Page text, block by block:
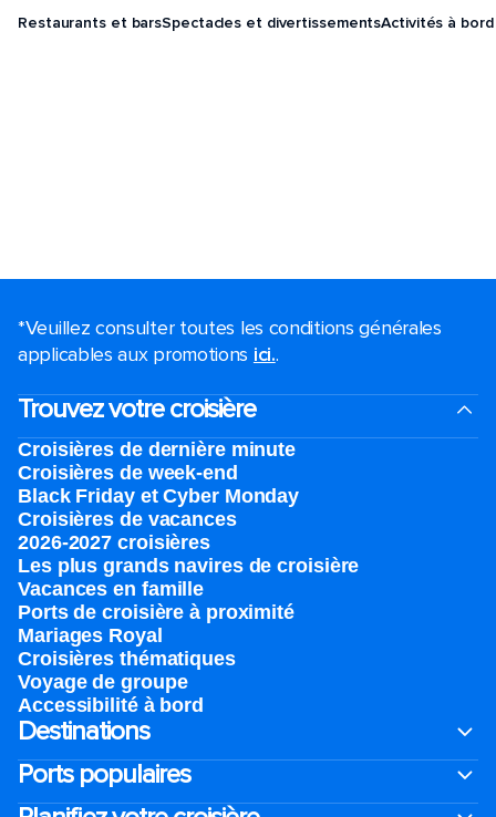
Restaurants et barsSpectacles et divertissementsActivités à bord
*Veuillez consulter toutes les conditions générales
applicables aux promotions ici..
Trouvez votre croisière
Croisières de dernière minute
Croisières de week-end
Black Friday et Cyber Monday
Croisières de vacances
2026-2027 croisières
Les plus grands navires de croisière
Vacances en famille
Ports de croisière à proximité
Mariages Royal
Croisières thématiques
Voyage de groupe​
Accessibilité à bord​
Destinations
Ports populaires